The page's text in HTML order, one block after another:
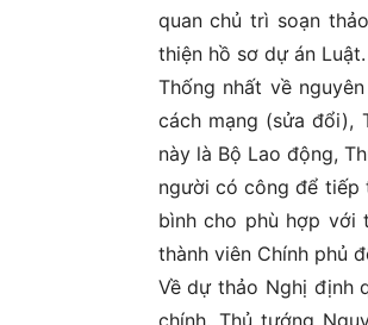
quan chủ trì soạn
thiện hồ sơ dự án Luật.
Thống nhất về
cách mạng (sửa đổi),
này là Bộ Lao động,
người có công để
bình cho phù hợp với
thành viên Chính phủ
Về dự thảo Nghị định